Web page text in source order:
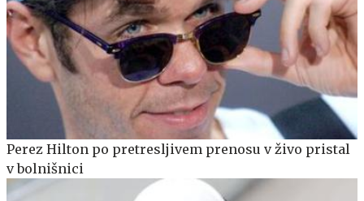
Perez Hilton po pretresljivem prenosu v živo pristal
v bolnišnici